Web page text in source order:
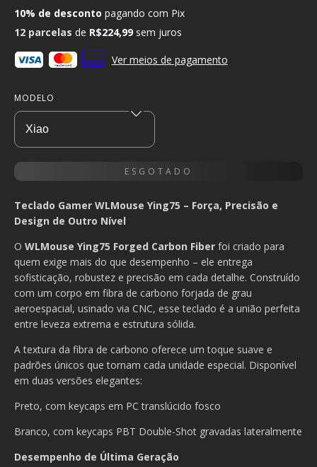
10% de desconto pagando com Pix
12 parcelas de R$224,99 sem juros
Ver meios de pagamento
MODELO
Teclado Gamer WLMouse Ying75 – Força, Precisão e
Design de Outro Nível
O WLMouse Ying75 Forged Carbon Fiber foi criado para
quem exige mais do que desempenho – ele entrega
sofisticação, robustez e precisão em cada detalhe. Construído
com um corpo em fibra de carbono forjada de grau
aeroespacial, usinado via CNC, esse teclado é a união perfeita
entre leveza extrema e estrutura sólida.
A textura da fibra de carbono oferece um toque suave e
padrões únicos que tornam cada unidade especial. Disponível
em duas versões elegantes:
Preto, com keycaps em PC translúcido fosco
Branco, com keycaps PBT Double-Shot gravadas lateralmente
Desempenho de Última Geração